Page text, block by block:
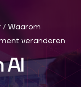
/ Waarom
veranderen
AI